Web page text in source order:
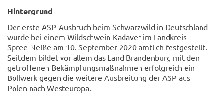
Hin­ter­grund
Der erste ASP-​Ausbruch beim Schwarz­wild in Deutsch­land
wurde bei einem Wildschwein-​Kadaver im Land­kreis
Spree-​Neiße am 10. Sep­tem­ber 2020 amt­lich fest­ge­stellt.
Seit­dem bil­det vor allem das Land Bran­den­burg mit den
ge­trof­fe­nen Be­kämp­fungs­maß­nah­men er­folg­reich ein
Boll­werk gegen die wei­te­re Aus­brei­tung der ASP aus
Polen nach West­eu­ro­pa.